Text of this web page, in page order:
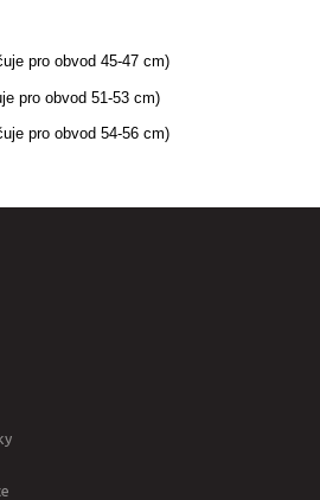
pro obvod 45-47 cm)
pro obvod 51-53 cm)
pro obvod 54-56 cm)